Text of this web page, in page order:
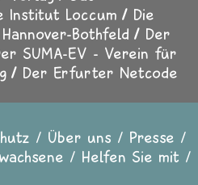
Institut Loccum
Die
Bothfeld
Der
SUMA-EV - Verein für
Der Erfurter Netcode
Über uns
Presse
Helfen Sie mit